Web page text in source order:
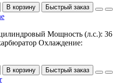
В корзину Быстрый заказ
Мощность (л.с.): 36
Охлаждение:
В корзину Быстрый заказ